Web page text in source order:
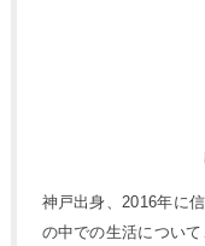
神戸出身、2016年に
の中での生活につい